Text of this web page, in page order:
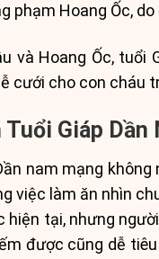
phạm Hoang Ốc,
và Hoang Ốc,
cưới cho con cháu
Tuổi Giáp
nam mạng
việc làm ăn nhìn
hiện tại, nhưng
được cũng dễ